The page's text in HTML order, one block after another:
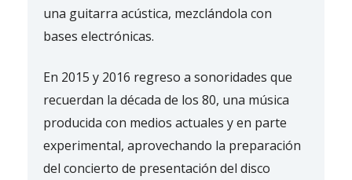
una guitarra acústica, mezclándola con
bases electrónicas.
En 2015 y 2016 regreso a sonoridades que
recuerdan la década de los 80, una música
producida con medios actuales y en parte
experimental, aprovechando la preparación
del concierto de presentación del disco